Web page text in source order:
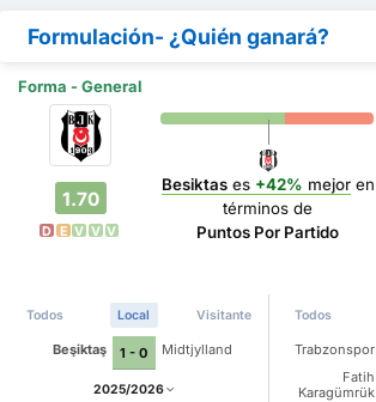
Formulación- ¿Quién ganará?
Forma - General
1.70
D E V V V
Besiktases +42% mejoren
términos de
Puntos Por Partido
Todos Local Visitante
Beşiktaş 1 - 0 Midtjylland
2025/2026
Todos
Trabzonspor
Fatih
Karagümrük